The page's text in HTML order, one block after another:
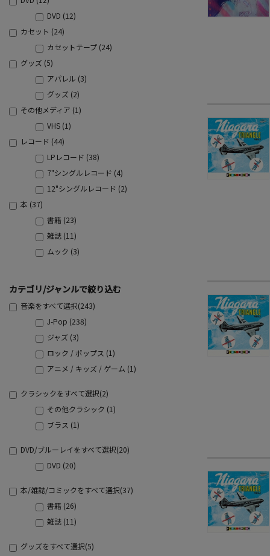
DVD (12)
カセット (24)
カセットテープ (24)
グッズ (5)
アパレル (3)
グッズ (2)
その他メディア (1)
VHS (1)
レコード (44)
LPレコード (38)
7"シングルレコード (4)
12"シングルレコード (2)
本 (37)
書籍 (23)
雑誌 (11)
ムック (3)
カテゴリ/ジャンルで絞り込む
音楽をすべて選択(243)
J-Pop (238)
ジャズ (3)
ロック / ポップス (1)
アニメ / キッズ / ゲーム (1)
クラシックをすべて選択(2)
その他クラシック (1)
ブラス (1)
DVD/ブルーレイをすべて選択(20)
DVD (20)
本/雑誌/コミックをすべて選択(37)
書籍 (26)
雑誌 (11)
グッズをすべて選択(5)